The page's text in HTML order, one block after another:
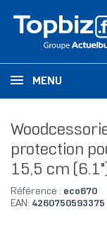
MENU
protection
15,5 cm
Référence : eco670
EAN: 4260750593375